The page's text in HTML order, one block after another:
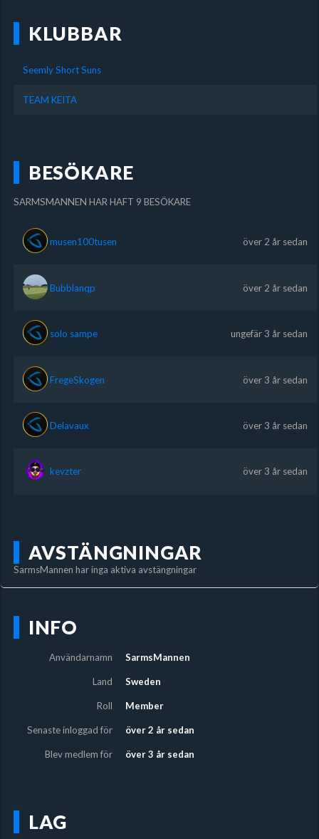
KLUBBAR
Seemly Short Suns
TEAM KEITA
BESÖKARE
SARMSMANNEN HAR HAFT 9 BESÖKARE
musen100tusen över 2 år sedan
Bubblanqp över 2 år sedan
solo sampe ungefär 3 år sedan
FregeSkogen över 3 år sedan
Delavaux över 3 år sedan
kevzter över 3 år sedan
AVSTÄNGNINGAR
SarmsMannen har inga aktiva avstängningar
INFO
Användarnamn SarmsMannen
Land Sweden
Roll Member
Senaste inloggad för över 2 år sedan
Blev medlem för över 3 år sedan
LAG